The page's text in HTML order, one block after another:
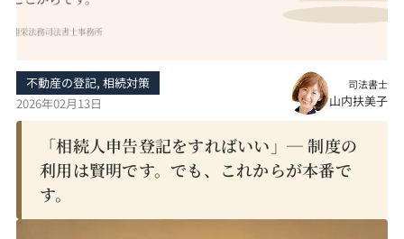
不動産の登記, 相続対策
2026年02月13日
司法書士
山内扶美子
「相続人申告登記をすればいい」─ 制度の
利用は賢明です。でも、これからが本番で
す。